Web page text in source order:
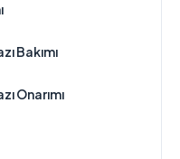
Bakımı
Onarımı